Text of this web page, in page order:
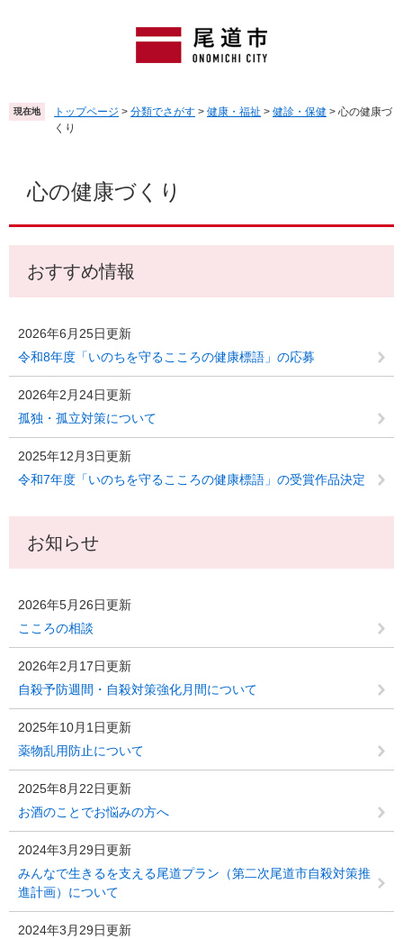
頭
で
飛
ば
現在地 トップページ > 分類でさがす > 健康・福祉 > 健診・保健 > 心の健康づ
くり
心の健康づくり
おすすめ情報
2026年6月25日更新
令和8年度「いのちを守るこころの健康標語」の応募
2026年2月24日更新
孤独・孤立対策について
2025年12月3日更新
令和7年度「いのちを守るこころの健康標語」の受賞作品決定
お知らせ
2026年5月26日更新
こころの相談
2026年2月17日更新
自殺予防週間・自殺対策強化月間について
2025年10月1日更新
薬物乱用防止について
2025年8月22日更新
お酒のことでお悩みの方へ
2024年3月29日更新
みんなで生きるを支える尾道プラン（第二次尾道市自殺対策推
進計画）について
2024年3月29日更新